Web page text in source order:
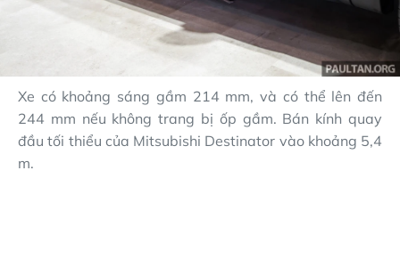
Xe có khoảng sáng gầm 214 mm, và có thể lên đến
244 mm nếu không trang bị ốp gầm. Bán kính quay
đầu tối thiểu của Mitsubishi Destinator vào khoảng 5,4
m.